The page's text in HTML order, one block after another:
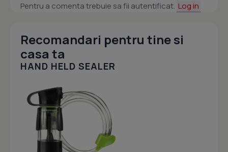
Pentru a comenta trebuie sa fii autentificat. Log in
Recomandari pentru tine si
casa ta
HAND HELD SEALER